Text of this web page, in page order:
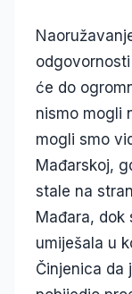
će do
nismo mogli
mogli smo
Mađarskoj,
stale na
Mađara, dok
umiješala u
Činjenica da